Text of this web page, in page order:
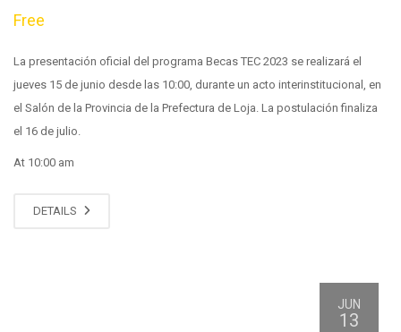
Free
La presentación oficial del programa Becas TEC 2023 se realizará el
jueves 15 de junio desde las 10:00, durante un acto interinstitucional, en
el Salón de la Provincia de la Prefectura de Loja. La postulación finaliza
el 16 de julio.
At 10:00 am
DETAILS
JUN
13